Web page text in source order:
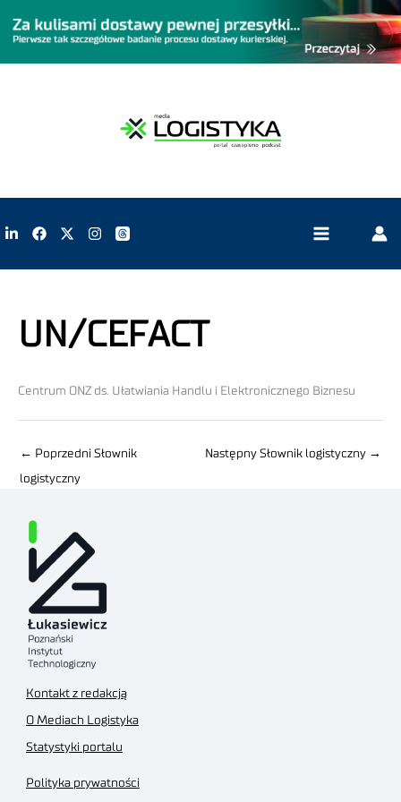
UN/CEFACT
Centrum ONZ ds. Ułatwiania Handlu i Elektronicznego Biznesu
← Poprzedni Słownik
logistyczny
Następny Słownik logistyczny →
Kontakt z redakcją
O Mediach Logistyka
Statystyki portalu
Polityka prywatności